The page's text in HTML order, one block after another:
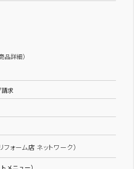
品詳細）
求
フォーム店 ネットワーク）